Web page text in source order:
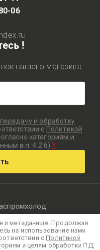
06
!
нашего магазина
и обработку
с Политикой
категориям и
в п. 4.2.6) *
и метаданные. Продолжая
на использование нами
с Политикой
и целям обработки ПД,